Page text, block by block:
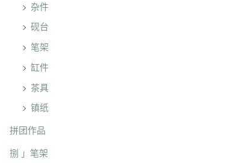
杂件
砚台
笔架
缸件
茶具
镇纸
拼团作品
捌 」笔架